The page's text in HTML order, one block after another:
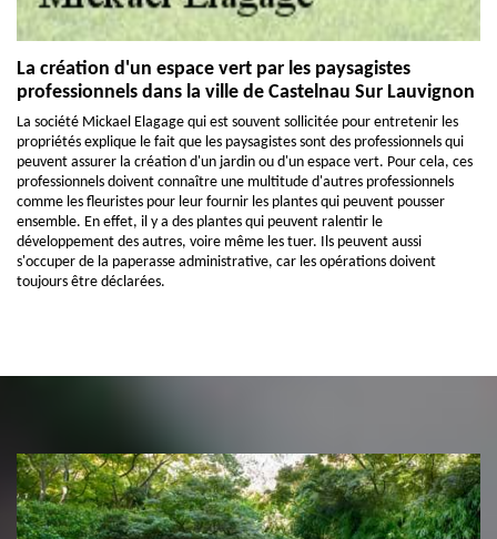
La création d'un espace vert par les paysagistes
professionnels dans la ville de Castelnau Sur Lauvignon
La société Mickael Elagage qui est souvent sollicitée pour entretenir les
propriétés explique le fait que les paysagistes sont des professionnels qui
peuvent assurer la création d'un jardin ou d'un espace vert. Pour cela, ces
professionnels doivent connaître une multitude d'autres professionnels
comme les fleuristes pour leur fournir les plantes qui peuvent pousser
ensemble. En effet, il y a des plantes qui peuvent ralentir le
développement des autres, voire même les tuer. Ils peuvent aussi
s'occuper de la paperasse administrative, car les opérations doivent
toujours être déclarées.